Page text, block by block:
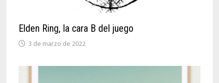
Elden Ring, la cara B del juego
3 de marzo de 2022